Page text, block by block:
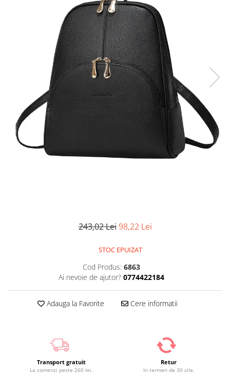
243,02 Lei 98,22 Lei
STOC EPUIZAT
Cod Produs: 6863
Ai nevoie de ajutor? 0774422184
Adauga la Favorite Cere informatii
Transport gratuit
La comenzi peste 260 lei.
Retur
In termen de 30 zile.